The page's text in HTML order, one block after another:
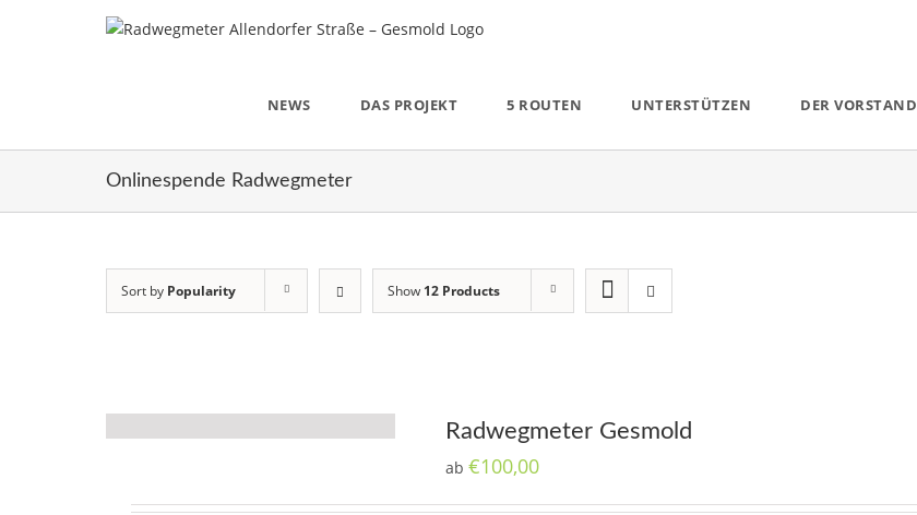
NEWS DAS PROJEKT 5 ROUTEN UNTERSTÜTZEN DER VORSTAND
Onlinespende Radwegmeter
Sort by Popularity Show 12 Products
Radwegmeter Gesmold
ab €100,00